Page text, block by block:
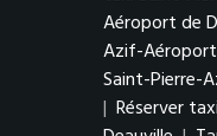
Aéroport de
Azif-
Saint-Pierre-
| Réserver